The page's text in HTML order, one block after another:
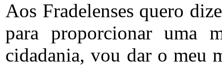
Aos Fradelenses quero
para proporcionar uma
cidadania, vou dar o meu